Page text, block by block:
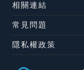
相關連結
常見問題
隱私權政策